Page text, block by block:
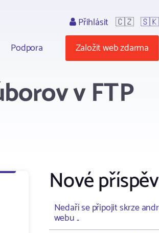
Podpora
Přihlásit 🇨🇿 🇸🇰
Založit web zdarma
v FTP
Nové
Nedaří se připojit skrze
webu ..